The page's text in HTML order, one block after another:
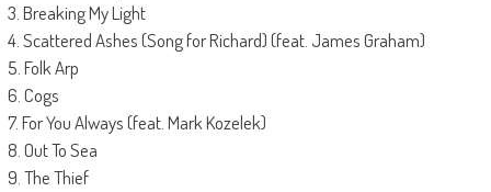
3. Breaking My Light
4. Scattered Ashes (Song for Richard) (feat. James Graham)
5. Folk Arp
6. Cogs
7. For You Always (feat. Mark Kozelek)
8. Out To Sea
9. The Thief